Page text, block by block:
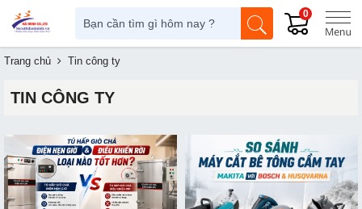
0
Trang chủ Tin công ty
TIN CÔNG TY